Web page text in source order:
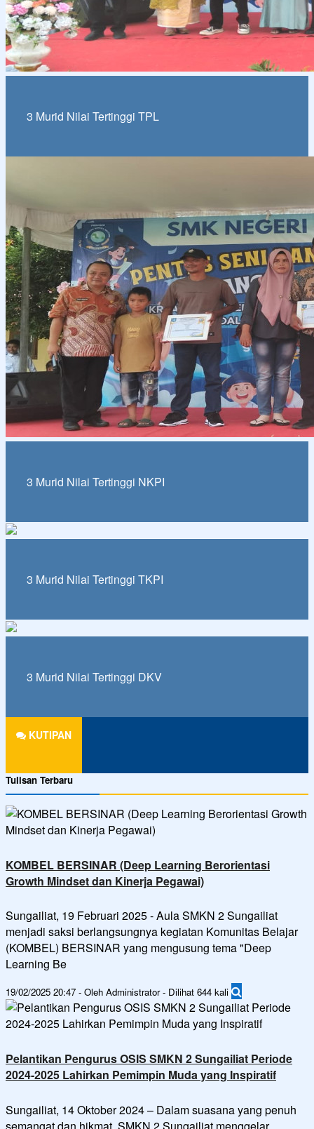
3 Murid Nilai Tertinggi TPL
3 Murid Nilai Tertinggi NKPI
3 Murid Nilai Tertinggi TKPI
3 Murid Nilai Tertinggi DKV
KUTIPAN
Tulisan Terbaru
KOMBEL BERSINAR (Deep Learning Berorientasi
Growth Mindset dan Kinerja Pegawai)
Sungailiat, 19 Februari 2025 - Aula SMKN 2 Sungailiat
menjadi saksi berlangsungnya kegiatan Komunitas Belajar
(KOMBEL) BERSINAR yang mengusung tema "Deep
Learning Be
19/02/2025 20:47 - Oleh Administrator - Dilihat 644 kali
Pelantikan Pengurus OSIS SMKN 2 Sungailiat Periode
2024-2025 Lahirkan Pemimpin Muda yang Inspiratif
Sungailiat, 14 Oktober 2024 – Dalam suasana yang penuh
semangat dan hikmat, SMKN 2 Sungailiat menggelar